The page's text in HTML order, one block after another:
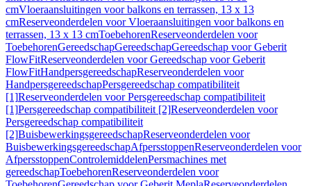
cmVloeraansluitingen voor balkons en terrassen, 13 x 13
cmReserveonderdelen voor Vloeraansluitingen voor balkons en
terrassen, 13 x 13 cmToebehorenReserveonderdelen voor
ToebehorenGereedschapGereedschapGereedschap voor Geberit
FlowFitReserveonderdelen voor Gereedschap voor Geberit
FlowFitHandpersgereedschapReserveonderdelen voor
HandpersgereedschapPersgereedschap compatibiliteit
[1]Reserveonderdelen voor Persgereedschap compatibiliteit
[1]Persgereedschap compatibiliteit [2]Reserveonderdelen voor
Persgereedschap compatibiliteit
[2]BuisbewerkingsgereedschapReserveonderdelen voor
BuisbewerkingsgereedschapAfpersstoppenReserveonderdelen voor
AfpersstoppenControlemiddelenPersmachines met
gereedschapToebehorenReserveonderdelen voor